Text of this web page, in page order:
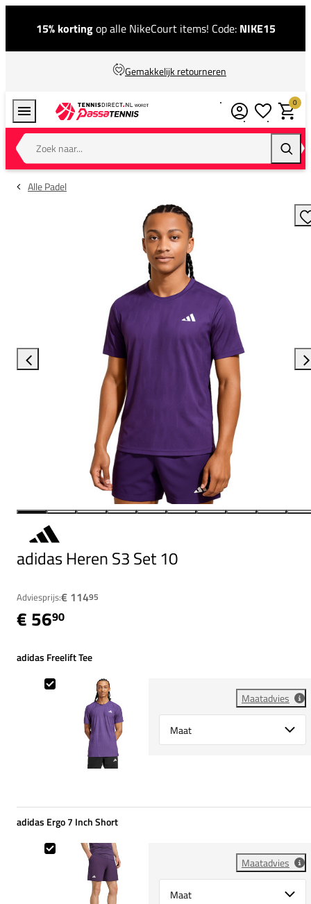
15% kortingop alle NikeCourt items! Code: NIKE15
Gemakkelijk retourneren
Zoek naar...
0
Alle Padel
adidas Heren S3 Set 10
Adviesprijs:€ 11495
€ 5690
adidas Freelift Tee
Maatadvies
Select {option} for {name}
adidas Freelift Tee
adidas Ergo 7 Inch Short
Maatadvies
Select {option} for {name}
adidas Ergo 7 Inch Short